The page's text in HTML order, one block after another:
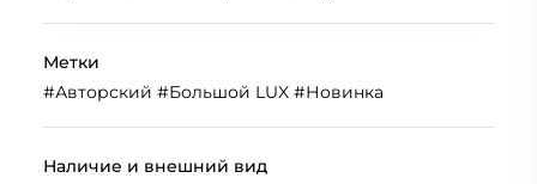
Метки
#Авторский #Большой LUX #Новинка
Наличие и внешний вид